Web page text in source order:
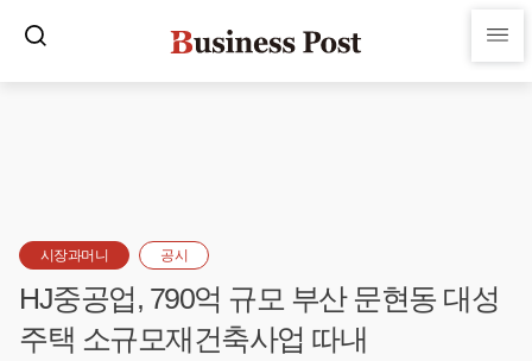
시장과머니 공시
HJ중공업, 790억 규모 부산 문현동 대성
주택 소규모재건축사업 따내